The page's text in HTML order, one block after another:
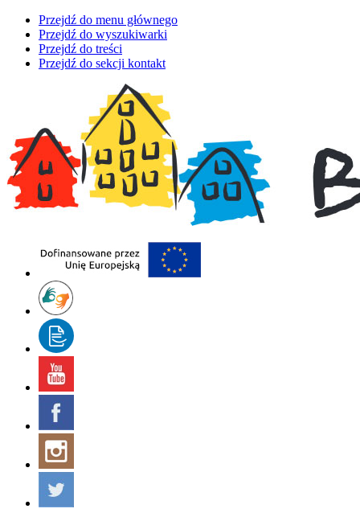
Przejdź do menu głównego
Przejdź do wyszukiwarki
Przejdź do treści
Przejdź do sekcji kontakt